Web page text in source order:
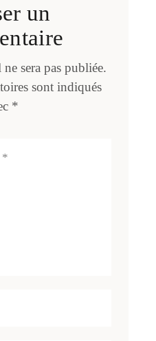
un
sera pas publiée.
sont indiqués
*